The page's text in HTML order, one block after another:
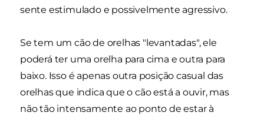
sente estimulado e possivelmente agressivo.
Se tem um cão de orelhas "levantadas", ele
poderá ter uma orelha para cima e outra para
baixo. Isso é apenas outra posição casual das
orelhas que indica que o cão está a ouvir, mas
não tão intensamente ao ponto de estar à